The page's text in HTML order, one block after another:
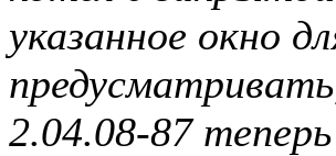
указанное окно
2.04.08-87